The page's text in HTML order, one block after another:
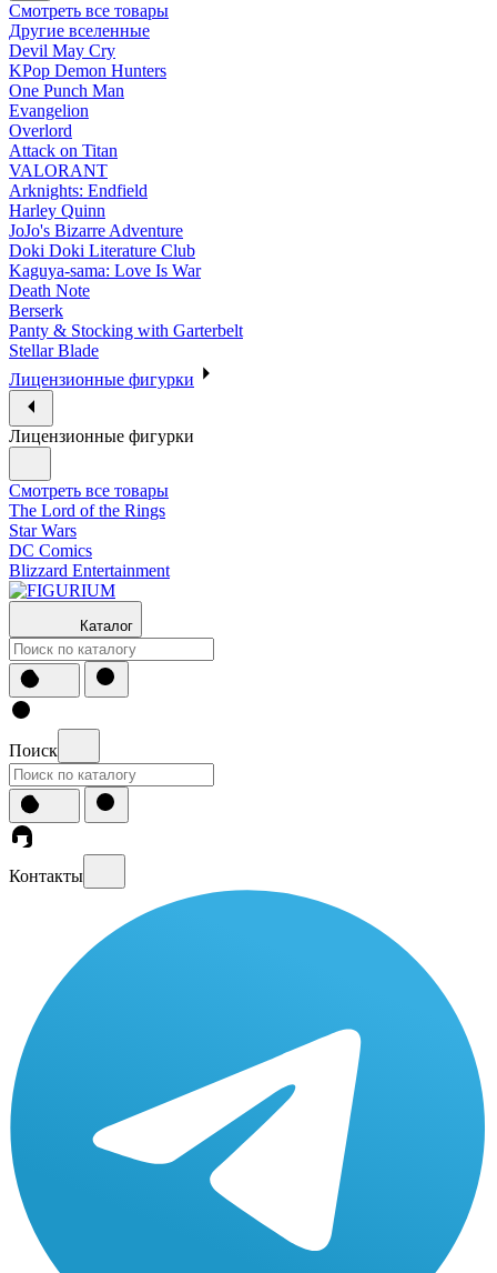
Смотреть все товары
Другие вселенные
Devil May Cry
KPop Demon Hunters
One Punch Man
Evangelion
Overlord
Attack on Titan
VALORANT
Arknights: Endfield
Harley Quinn
JoJo's Bizarre Adventure
Doki Doki Literature Club
Kaguya-sama: Love Is War
Death Note
Berserk
Panty & Stocking with Garterbelt
Stellar Blade
Лицензионные фигурки
Лицензионные фигурки
Смотреть все товары
The Lord of the Rings
Star Wars
DC Comics
Blizzard Entertainment
Каталог
Поиск
Контакты